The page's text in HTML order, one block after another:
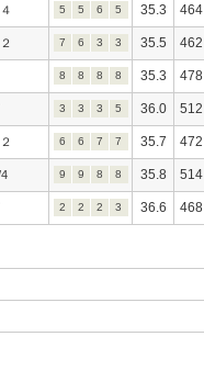
5 5 6 5 35.3 464
7 6 3 3 35.5 462
8 8 8 8 35.3 478
3 3 3 5 36.0 512
6 6 7 7 35.7 472
4 9 9 8 8 35.8 514
2 2 2 3 36.6 468